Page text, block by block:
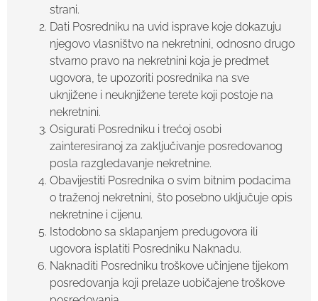
strani.
Dati Posredniku na uvid isprave koje dokazuju
njegovo vlasništvo na nekretnini, odnosno drugo
stvarno pravo na nekretnini koja je predmet
ugovora, te upozoriti posrednika na sve
uknjižene i neuknjižene terete koji postoje na
nekretnini.
Osigurati Posredniku i trećoj osobi
zainteresiranoj za zaključivanje posredovanog
posla razgledavanje nekretnine.
Obavijestiti Posrednika o svim bitnim podacima
o traženoj nekretnini, što posebno uključuje opis
nekretnine i cijenu.
Istodobno sa sklapanjem predugovora ili
ugovora isplatiti Posredniku Naknadu.
Naknaditi Posredniku troškove učinjene tijekom
posredovanja koji prelaze uobičajene troškove